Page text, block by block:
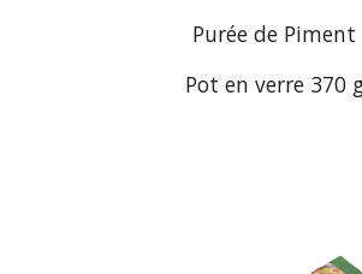
Purée de Piment
Pot en verre 370